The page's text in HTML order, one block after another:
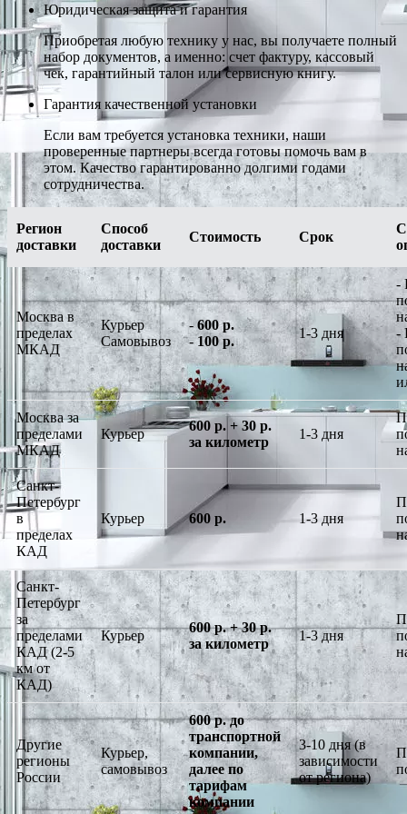
Юридическая защита и гарантия
Приобретая любую технику у нас, вы получаете полный
набор документов, а именно: счет фактуру, кассовый
чек, гарантийный талон или сервисную книгу.
Гарантия качественной установки
Если вам требуется установка техники, наши
проверенные партнеры всегда готовы помочь вам в
этом. Качество гарантированно долгими годами
сотрудничества.
Регион
доставки
Способ
доставки
Стоимость Срок
Москва в
пределах
МКАД
Курьер
Самовывоз
-600 р.
-100 р.
1-3 дня
-
-
Москва за
пределами
МКАД
Курьер
600 р. + 30 р.
за километр
1-3 дня
Санкт-
Петербург
в
пределах
КАД
Курьер 600 р. 1-3 дня
Санкт-
Петербург
за
пределами
КАД (2-5
км от
КАД)
Курьер
600 р. + 30 р.
за километр
1-3 дня
Другие
регионы
России
Курьер,
самовывоз
600 р. до
транспортной
компании,
далее по
тарифам
компании
3-10 дня (в
зависимости
от региона)